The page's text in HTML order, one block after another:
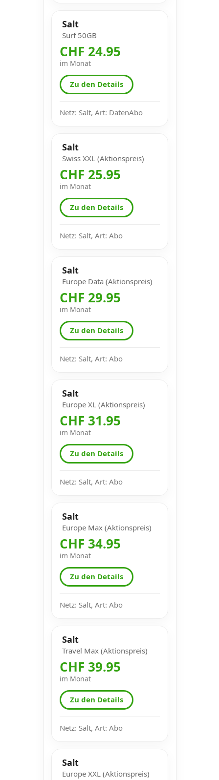
Salt
Surf 50GB
CHF 24.95
im Monat
Zu den Details
Netz: Salt, Art: DatenAbo
Salt
Swiss XXL (Aktionspreis)
CHF 25.95
im Monat
Zu den Details
Netz: Salt, Art: Abo
Salt
Europe Data (Aktionspreis)
CHF 29.95
im Monat
Zu den Details
Netz: Salt, Art: Abo
Salt
Europe XL (Aktionspreis)
CHF 31.95
im Monat
Zu den Details
Netz: Salt, Art: Abo
Salt
Europe Max (Aktionspreis)
CHF 34.95
im Monat
Zu den Details
Netz: Salt, Art: Abo
Salt
Travel Max (Aktionspreis)
CHF 39.95
im Monat
Zu den Details
Netz: Salt, Art: Abo
Salt
Europe XXL (Aktionspreis)